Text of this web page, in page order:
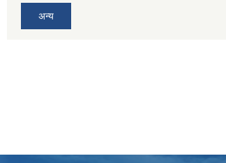
अन्य